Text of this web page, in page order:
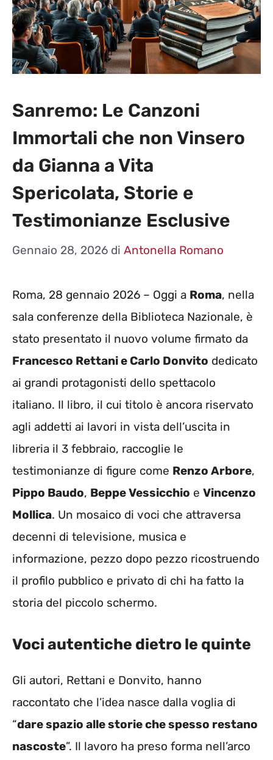
Sanremo: Le Canzoni
Immortali che non Vinsero
da Gianna a Vita
Spericolata, Storie e
Testimonianze Esclusive
Gennaio 28, 2026 di Antonella Romano
Roma, 28 gennaio 2026 – Oggi a Roma, nella
sala conferenze della Biblioteca Nazionale, è
stato presentato il nuovo volume firmato da
Francesco Rettani e Carlo Donvito dedicato
ai grandi protagonisti dello spettacolo
italiano. Il libro, il cui titolo è ancora riservato
agli addetti ai lavori in vista dell’uscita in
libreria il 3 febbraio, raccoglie le
testimonianze di figure come Renzo Arbore,
Pippo Baudo, Beppe Vessicchio e Vincenzo
Mollica. Un mosaico di voci che attraversa
decenni di televisione, musica e
informazione, pezzo dopo pezzo ricostruendo
il profilo pubblico e privato di chi ha fatto la
storia del piccolo schermo.
Voci autentiche dietro le quinte
Gli autori, Rettani e Donvito, hanno
raccontato che l’idea nasce dalla voglia di
“dare spazio alle storie che spesso restano
nascoste”. Il lavoro ha preso forma nell’arco